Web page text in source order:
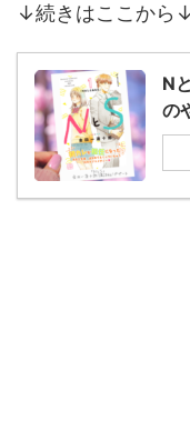
↓続きはここから↓
N
の